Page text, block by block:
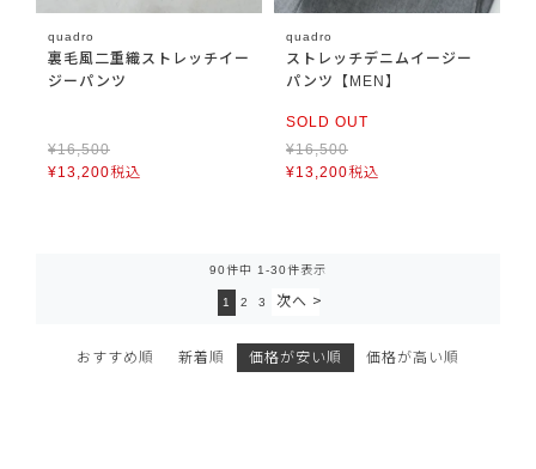
quadro
裏毛風二重織ストレッチイー
ジーパンツ
¥16,500
¥13,200税込
quadro
ストレッチデニムイージー
パンツ【MEN】
SOLD OUT
¥16,500
¥13,200税込
おすすめ順 新着順 価格が安い順 価格が高い順
90件中 1 -30件表示
1 2 3